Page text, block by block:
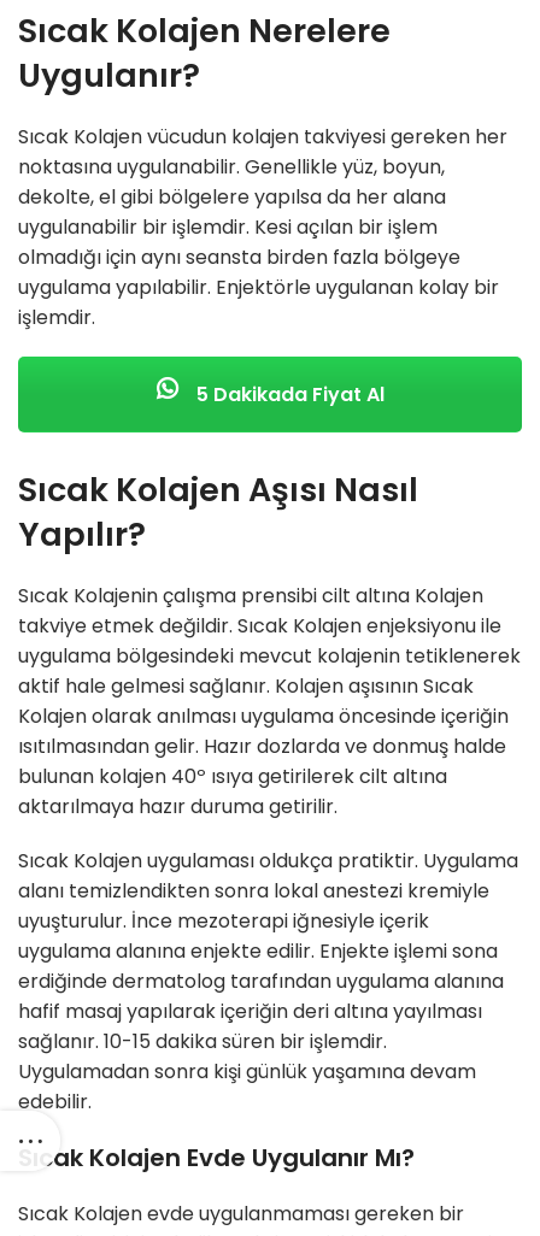
Sıcak Kolajen Nerelere
Uygulanır?
Sıcak Kolajen vücudun kolajen takviyesi gereken her
noktasına uygulanabilir. Genellikle yüz, boyun,
dekolte, el gibi bölgelere yapılsa da her alana
uygulanabilir bir işlemdir. Kesi açılan bir işlem
olmadığı için aynı seansta birden fazla bölgeye
uygulama yapılabilir. Enjektörle uygulanan kolay bir
işlemdir.
5 Dakikada Fiyat Al
Sıcak Kolajen Aşısı Nasıl
Yapılır?
Sıcak Kolajenin çalışma prensibi cilt altına Kolajen
takviye etmek değildir. Sıcak Kolajen enjeksiyonu ile
uygulama bölgesindeki mevcut kolajenin tetiklenerek
aktif hale gelmesi sağlanır. Kolajen aşısının Sıcak
Kolajen olarak anılması uygulama öncesinde içeriğin
ısıtılmasından gelir. Hazır dozlarda ve donmuş halde
bulunan kolajen 40º ısıya getirilerek cilt altına
aktarılmaya hazır duruma getirilir.
Sıcak Kolajen uygulaması oldukça pratiktir. Uygulama
alanı temizlendikten sonra lokal anestezi kremiyle
uyuşturulur. İnce mezoterapi iğnesiyle içerik
uygulama alanına enjekte edilir. Enjekte işlemi sona
erdiğinde dermatolog tarafından uygulama alanına
hafif masaj yapılarak içeriğin deri altına yayılması
sağlanır. 10-15 dakika süren bir işlemdir.
Uygulamadan sonra kişi günlük yaşamına devam
edebilir.
Sıcak Kolajen Evde Uygulanır Mı?
Sıcak Kolajen evde uygulanmaması gereken bir